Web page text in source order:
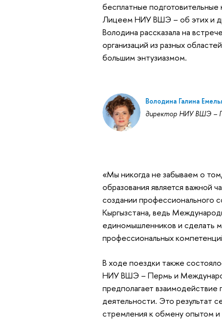
бесплатные подготовительные
Лицеем НИУ ВШЭ – об этих и
Володина рассказала на
организаций из разных
большим энтузиазмом.
Володина Галина
директор НИУ ВШЭ –
«Мы никогда не забываем о
образования является важной
создании профессионального
Кыргызстана, ведь
единомышленников и сделать
профессиональных
В ходе поездки также
НИУ ВШЭ – Пермь и
предполагает взаимодействие
деятельности. Это результат
стремления к обмену опытом